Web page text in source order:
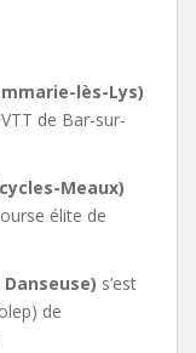
lès-Lys)
de Bar-sur-
Meaux)
élite de
s’est
de